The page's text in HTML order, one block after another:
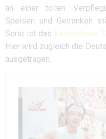
an einer tollen
Speisen und Getränken
Serie ist das KaiserKrone
Hier wird zugleich die
ausgetragen.